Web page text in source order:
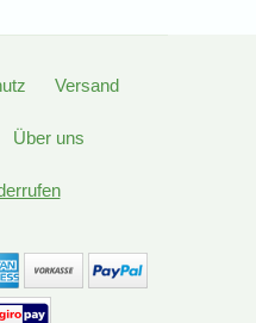
Versand
Über uns